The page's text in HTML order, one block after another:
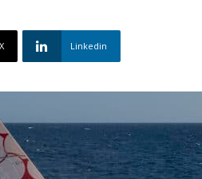
X Linkedin